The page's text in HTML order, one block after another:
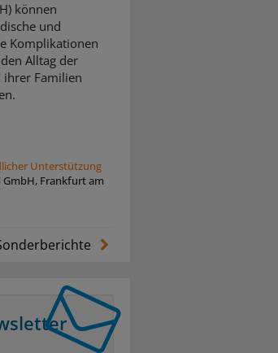
können
und
Komplikationen
Alltag der
Familien
Unterstützung
Frankfurt am